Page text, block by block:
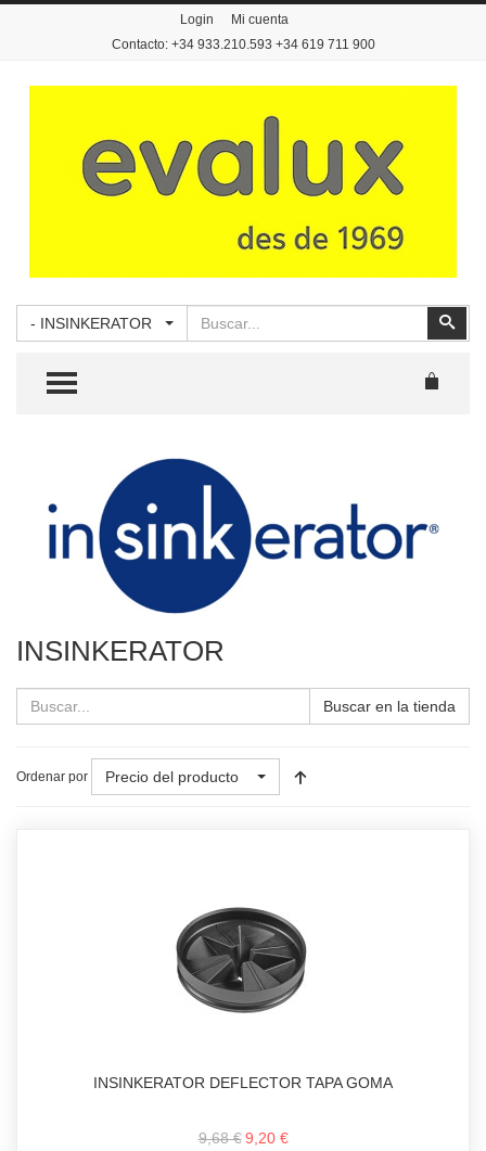
Login
Mi cuenta
Contacto: +34 933.210.593 +34 619 711 900
- INSINKERATOR
TOGGLE MENU
INSINKERATOR
Buscar en la tienda
Ordenar por Precio del producto
INSINKERATOR DEFLECTOR TAPA GOMA
9,68 € 9,20 €